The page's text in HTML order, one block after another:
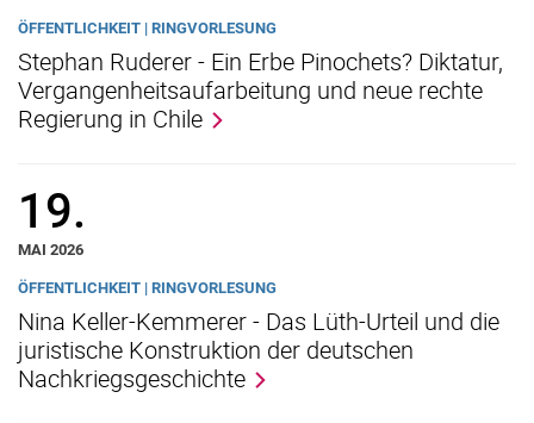
ÖFFENTLICHKEIT | RINGVORLESUNG
Stephan Ruderer - Ein Erbe Pinochets? Diktatur,
Vergangenheitsaufarbeitung und neue rechte
Regierung in Chile
19.
MAI 2026
ÖFFENTLICHKEIT | RINGVORLESUNG
Nina Keller-Kemmerer - Das Lüth-Urteil und die
juristische Konstruktion der deutschen
Nachkriegsgeschichte